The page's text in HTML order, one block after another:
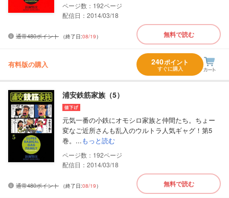
192
配信日：2014/03/18
通常480ポイント （終了日:08/19） 無料で読む
有料版の購入 240ポイント
すぐに購入
浦安鉄筋家族（5）
元気一番の小鉄にオモシロ家族と仲間たち。ちょー
変なご近所さんも乱入のウルトラ人気ギャグ！第5
巻。...もっと読む
192
配信日：2014/03/18
通常480ポイント （終了日:08/19） 無料で読む